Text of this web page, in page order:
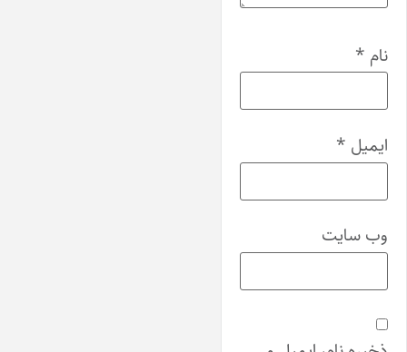
نام*
ایمیل*
وب‌ سایت